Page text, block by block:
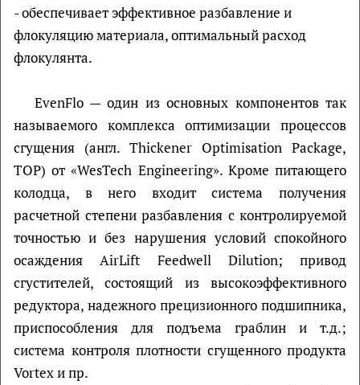
- обеспечивает эффективное разбавление и
флокуляцию материала, оптимальный расход
флокулянта.
EvenFlo — один из основных компонентов так
называемого комплекса оптимизации процессов
сгущения (англ. Thickener Optimisation Package,
TOP) от «WesTech Engineering». Кроме питающего
колодца, в него входит система получения
расчетной степени разбавления с контролируемой
точностью и без нарушения условий спокойного
осаждения AirLift Feedwell Dilution; привод
сгустителей, состоящий из высокоэффективного
редуктора, надежного прецизионного подшипника,
приспособления для подъема граблин и т.д.;
система контроля плотности сгущенного продукта
Vortex и пр.